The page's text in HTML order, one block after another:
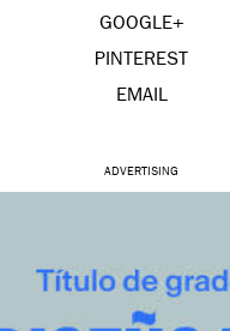
GOOGLE+
PINTEREST
EMAIL
ADVERTISING